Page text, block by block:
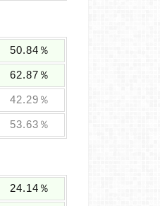
50.84％
62.87％
42.29％
53.63％
24.14％